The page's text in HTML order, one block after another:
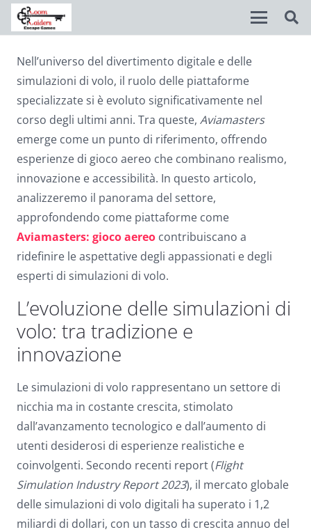
Nell’universo del divertimento digitale e delle
simulazioni di volo, il ruolo delle piattaforme
specializzate si è evoluto significativamente nel
corso degli ultimi anni. Tra queste, Aviamasters
emerge come un punto di riferimento, offrendo
esperienze di gioco aereo che combinano realismo,
innovazione e accessibilità. In questo articolo,
analizzeremo il panorama del settore,
approfondendo come piattaforme come
Aviamasters: gioco aereo contribuiscano a
ridefinire le aspettative degli appassionati e degli
esperti di simulazioni di volo.
L’evoluzione delle simulazioni di
volo: tra tradizione e
innovazione
Le simulazioni di volo rappresentano un settore di
nicchia ma in costante crescita, stimolato
dall’avanzamento tecnologico e dall’aumento di
utenti desiderosi di esperienze realistiche e
coinvolgenti. Secondo recenti report (Flight
Simulation Industry Report 2023), il mercato globale
delle simulazioni di volo digitali ha superato i 1,2
miliardi di dollari, con un tasso di crescita annuo del
visibility_off Disable flashes
title Mark headings
settings Background Color
zoom_out Zoom out
zoom_in Zoom in
remove_circle_outline Decrease font
add_circle_outline Increase font
spellcheck Readable font
Dark contrast
format_underlined Underline links
Mark links
Reset
all
options
cached